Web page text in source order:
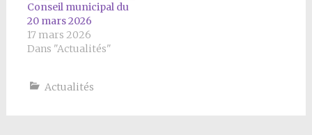
Conseil municipal du
20 mars 2026
17 mars 2026
Dans "Actualités"
Actualités